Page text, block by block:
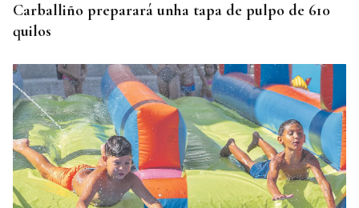
Carballiño preparará unha tapa de pulpo de 610
quilos